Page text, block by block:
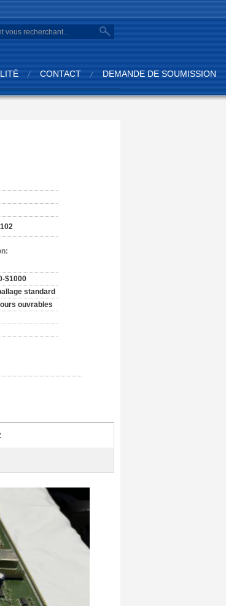
CONTACT DEMANDE DE SOUMISSION
$1000
standard
ouvrables